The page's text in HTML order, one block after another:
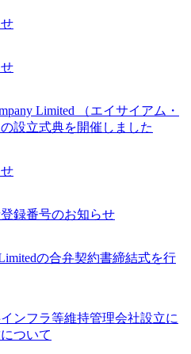
Limited （エイサイアム・
設立式典を開催しました
録番号のお知らせ
の合弁契約書締結式を行
ンフラ等維持管理会社設立に
ついて